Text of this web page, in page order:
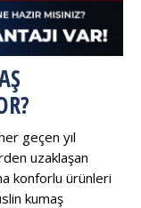
geçen yıl
uzaklaşan
konforlu ürünleri
kumaş